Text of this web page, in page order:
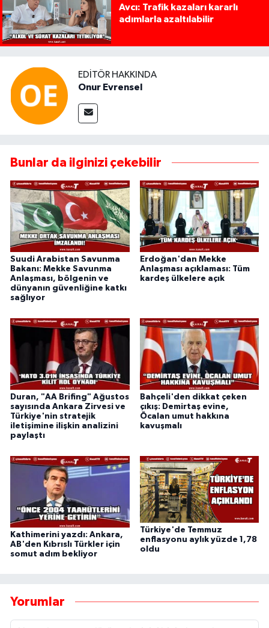
Avcı: Trafik kazaları kararlı
adımlarla azaltılabilir
EDITÖR HAKKINDA
Onur Evrensel
Bunlar da ilginizi çekebilir
Suudi Arabistan Savunma
Bakanı: Mekke Savunma
Anlaşması, bölgenin ve
dünyanın güvenliğine katkı
sağlıyor
Erdoğan'dan Mekke
Anlaşması açıklaması: Tüm
kardeş ülkelere açık
Duran, "AA Brifing" Ağustos
sayısında Ankara Zirvesi ve
Türkiye'nin stratejik
iletişimine ilişkin analizini
paylaştı
Bahçeli'den dikkat çeken
çıkış: Demirtaş evine,
Öcalan umut hakkına
kavuşmalı
Kathimerini yazdı: Ankara,
AB'den Kıbrıslı Türkler için
somut adım bekliyor
Türkiye'de Temmuz
enflasyonu aylık yüzde 1,78
oldu
Yorumlar